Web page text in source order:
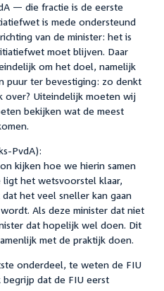
— die fractie is de eerste
is mede ondersteund
van de minister: het is
moet blijven. Daar
om het doel, namelijk
puur ter bevestiging: zo denkt
Uiteindelijk moeten wij
bekijken wat de meest
PvdA):
kijken hoe we hierin samen
ligt het wetsvoorstel klaar,
het veel sneller kan gaan
Als deze minister dat niet
dat hopelijk wel doen. Dit
met de praktijk doen.
onderdeel, te weten de FIU
begrijp dat de FIU eerst